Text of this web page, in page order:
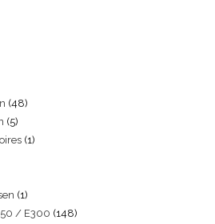
48
5
1
1
/ E300 148